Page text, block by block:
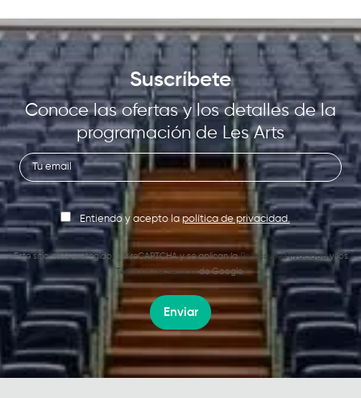
Suscríbete
Conoce las ofertas y los detalles de la
programación de Les Arts
Entiendo y acepto lapolítica de privacidad.
Este sitio está protegido por reCAPTCHA y se aplican laPolítica de Privacidady los
Términos de Serviciode Google.
Enviar